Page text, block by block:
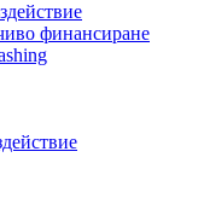
финансиране